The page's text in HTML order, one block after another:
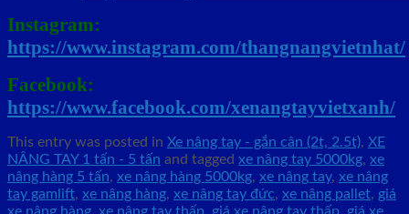
Instagram:
https://www.instagram.com/thangnangvietnhat/
Facebook:
https://www.facebook.com/xenangtayvietxanh/
This entry was posted in Xe nâng tay - gắn cân (2t, 2.5t), XE
NÂNG TAY 1 tấn - 5 tấn and tagged xe nâng tay 5000kg, xe
nâng hàng 5 tấn, xe nâng hàng 5000kg, xe nâng tay, xe nâng
tay gamlift, xe nâng hàng, xe nâng tay đức, xe nâng pallet, giá